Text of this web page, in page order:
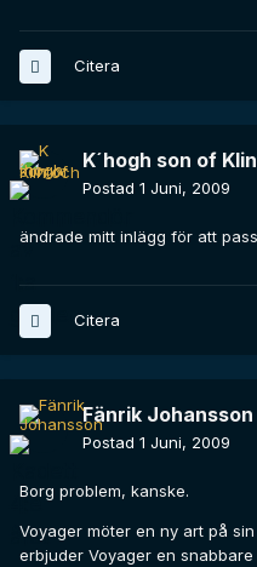
Citera
K´hogh son of
Postad 1 Juni, 2009
ändrade mitt inlägg för att
Citera
Fänrik Johansson
Postad 1 Juni, 2009
Borg problem, kanske.
Voyager möter en ny art på
erbjuder Voyager en